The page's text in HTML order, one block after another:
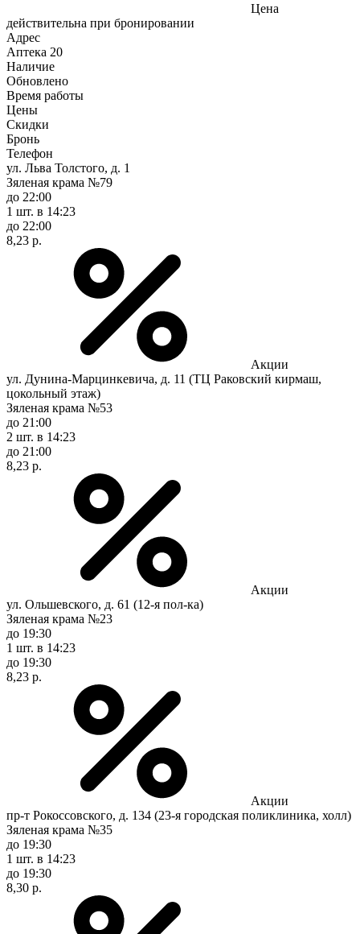
Цена
действительна при бронировании
Адрес
Аптека 20
Наличие
Обновлено
Время работы
Цены
Скидки
Бронь
Телефон
ул. Льва Толстого, д. 1
Зяленая крама №79
до 22:00
1 шт. в 14:23
до 22:00
8,23 р.
Акции
ул. Дунина-Марцинкевича, д. 11 (ТЦ Раковский кирмаш,
цокольный этаж)
Зяленая крама №53
до 21:00
2 шт. в 14:23
до 21:00
8,23 р.
Акции
ул. Ольшевского, д. 61 (12-я пол-ка)
Зяленая крама №23
до 19:30
1 шт. в 14:23
до 19:30
8,23 р.
Акции
пр-т Рокоссовского, д. 134 (23-я городская поликлиника, холл)
Зяленая крама №35
до 19:30
1 шт. в 14:23
до 19:30
8,30 р.